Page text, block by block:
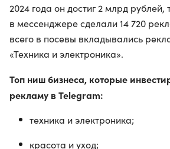
2024 года он достиг 2 млрд рублей,
в мессенджере сделали 14 720
всего в посевы вкладывались
«Техника и электроника».
Топ ниш бизнеса, которые
рекламу в Telegram:
техника и электроника;
красота и уход;